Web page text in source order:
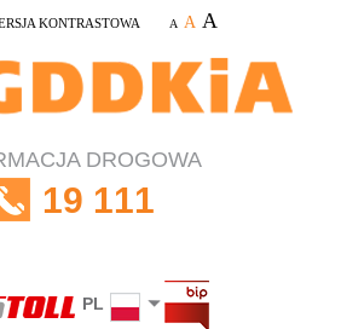
KONTRASTOWA A A A
DROGOWA
19 111
PL